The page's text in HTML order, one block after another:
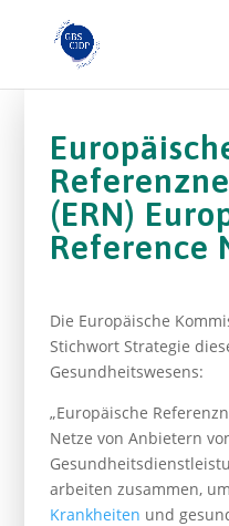
(ERN)
Reference
Die Europäische
Stichwort Strategie
Gesundheitswesens:
„Europäische
Netze von Anbietern
arbeiten zusammen,
Krankheiten und